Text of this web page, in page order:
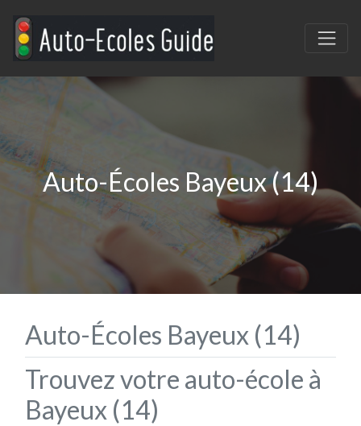
Auto-Écoles Bayeux (14)
Auto-Écoles Bayeux (14)
Trouvez votre auto-école à
Bayeux (14)